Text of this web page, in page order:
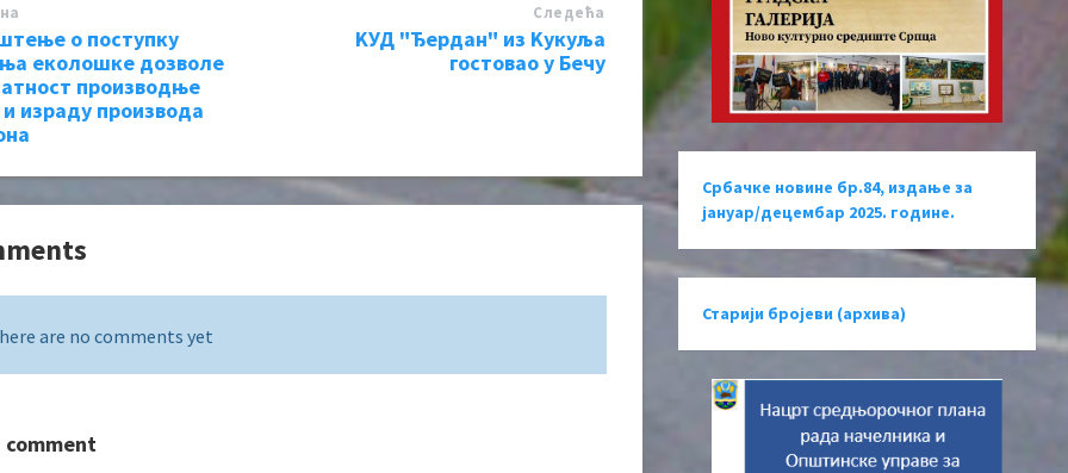
о поступку
еколошке дозволе
производње
израду производа
Следећa
KУД "Ђердан" из Kукуља
гостовао у Бечу
are no comments yet
comment
Србачке новине бр.84, издање за
јануар/децембар 2025. године.
Старији бројеви (архива)